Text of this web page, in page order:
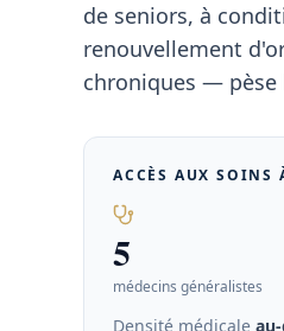
de seniors, à
renouvellement
chroniques — pèse
ACCÈS AUX SOINS
5
médecins généralistes
Densité médicale